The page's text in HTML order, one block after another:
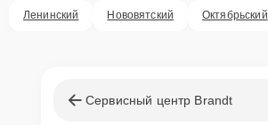
Ленинский Нововятский Октябрьский
Сервисный центр Brandt